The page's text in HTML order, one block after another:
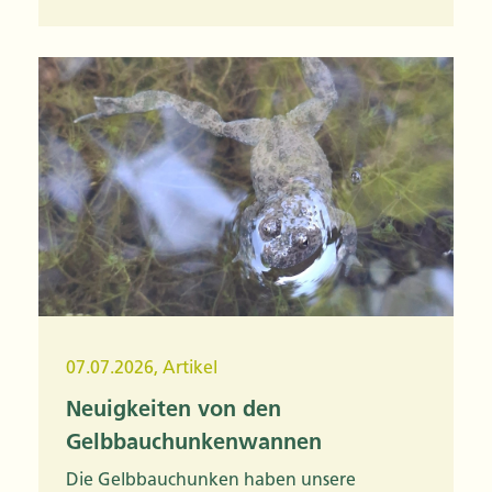
07.07.2026, Artikel
Neuigkeiten von den
Gelbbauchunkenwannen
Die Gelbbauchunken haben unsere